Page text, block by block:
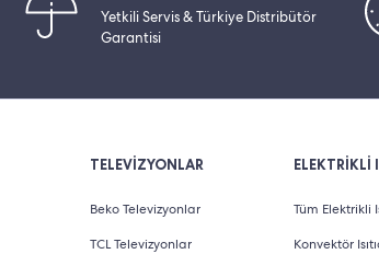
Yetkili Servis & Türkiye Distribütör
Garantisi
TELEVİZYONLAR
Beko Televizyonlar
TCL Televizyonlar
ELEKTRİKLİ
Tüm Elektrikli
Konvektör